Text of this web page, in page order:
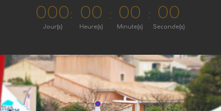
000
Jour(s)
: 00
Heure(s)
: 00
Minute(s)
: 00
Seconde(s)